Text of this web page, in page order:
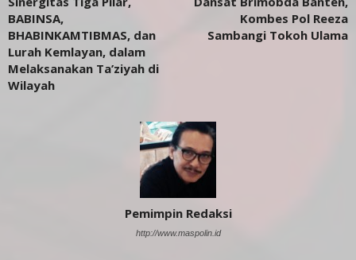
BABINSA,
BHABINKAMTIBMAS, dan
Lurah Kemlayan, dalam
Melaksanakan Ta’ziyah di
Wilayah
Kombes Pol Reeza
Sambangi Tokoh Ulama
Pemimpin Redaksi
http://www.maspolin.id